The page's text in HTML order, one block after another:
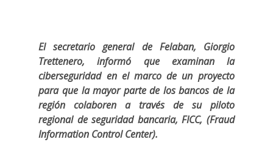
El secretario general de Felaban, Giorgio
Trettenero, informó que examinan la
ciberseguridad en el marco de un proyecto
para que la mayor parte de los bancos de la
región colaboren a través de su piloto
regional de seguridad bancaria, FICC, (Fraud
Information Control Center).